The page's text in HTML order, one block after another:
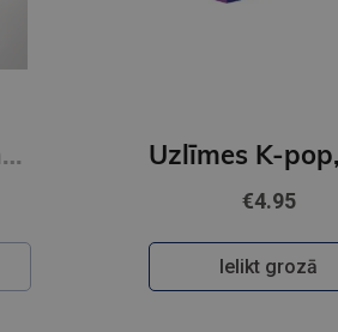
Mīļotais (e-grāmata)
€4.95
Ielikt grozā